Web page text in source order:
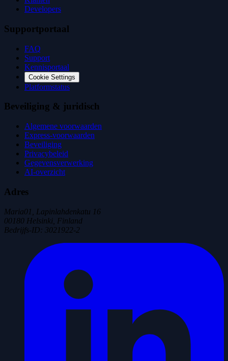
Developers
Supportportaal
FAQ
Support
Kennisportaal
Cookie Settings
Platformstatus
Beveiliging & juridisch
Algemene voorwaarden
Express-voorwaarden
Beveiliging
Privacybeleid
Gegevensverwerking
AI-overzicht
Adres
Maria01, Lapinlahdenkatu 16
00180 Helsinki, Finland
Bedrijfs-ID: 3021922-2